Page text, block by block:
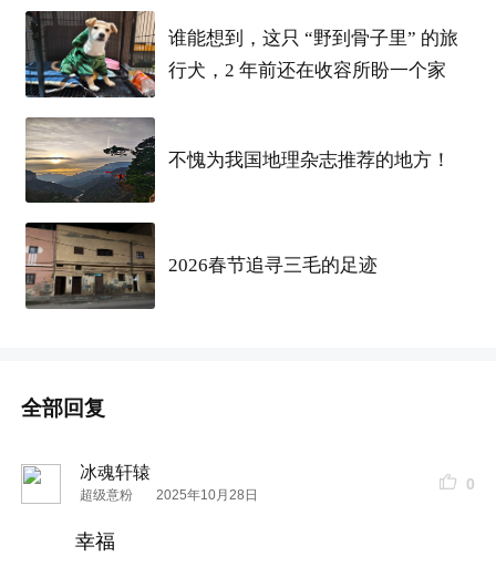
此后便也很少见到这位老领 导。
时光飞逝，沧海桑田，世界已经变得不是我们熟悉
的样子。
昨天吃完午饭，在写字楼附近散步，老远看到一个
熟悉的身影，只是白发苍苍，身材也佝偻了下去，
步履蹒跚而缓慢。
着，什么都不想说。
我跟老者亲切地打了招呼，
让他突然记起
了我，我说我还在，我们短暂了聊了几句，一切安
好便是晴天。
谁能想到，这只 “野到骨子里” 的旅
行犬，2 年前还在收容所盼一个家
不愧为我国地理杂志推荐的地方！
2026春节追寻三毛的足迹
全部回复
冰魂轩辕
超级意粉 2025年10月28日
0
幸福